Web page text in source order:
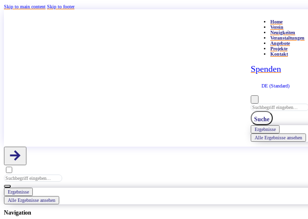
Skip to main content Skip to footer
Home
Verein
Neuigkeiten
Veranstaltungen
Angebote
Projekte
Kontakt
Spenden
DE (Standard)
Search
...
Suche
Ergebnisse
Alle Ergebnisse ansehen
Search
...
Ergebnisse
Alle Ergebnisse ansehen
Navigation